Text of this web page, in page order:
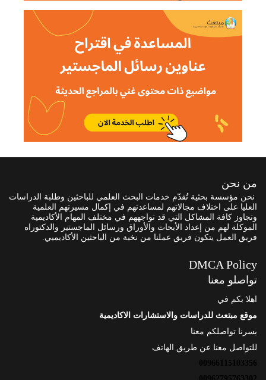
من نحن
نحن مؤسسة بحثية تُقدّم خدمات البحث العلمي للباحثين وطلبة الدراسات
العليا على اختلاف مجالاتهم لمساعدتهم في إكمال مسيرتهم العلمية
وتجاوز كافة المشاكل التي قد تواجههم في مختلف المهام الأكاديمية
الموكلة لهم من إعداد الأبحاث والأوراق ورسائل الماجستير والدكتوراه
فريق العمل يتكون فريق عملنا من نخبة من الباحثين الأكاديميي.
DMCA Policy
تواصلو معنا
اهلا بكم في
موقع مبتعث للدراسات والاستشارات الاكاديمية
يسرنا تواصلكم معنا
للتواصل معنا عن طريق الهاتف
00966115103356